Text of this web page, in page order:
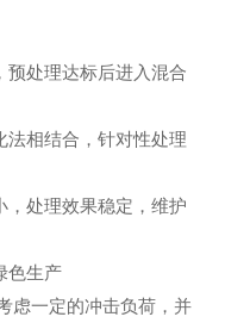
预处理达标后进入混合
法相结合，针对性处理
，处理效果稳定，维护
色生产
虑一定的冲击负荷，并